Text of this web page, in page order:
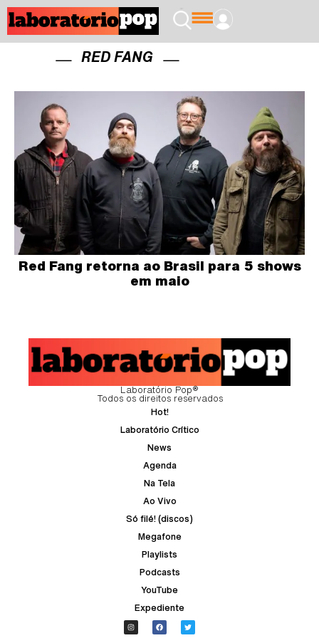
RED FANG
Red Fang retorna ao Brasil para 5 shows
em maio
Laboratório Pop®
Todos os direitos reservados
Hot!
Laboratório Crítico
News
Agenda
Na Tela
Ao Vivo
Só filé! (discos)
Megafone
Playlists
Podcasts
YouTube
Expediente